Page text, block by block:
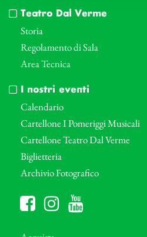
Teatro Dal Verme
Storia
Regolamento di Sala
Area Tecnica
I nostri eventi
Calendario
Cartellone I Pomeriggi Musicali
Cartellone Teatro Dal Verme
Biglietteria
Archivio Fotografico